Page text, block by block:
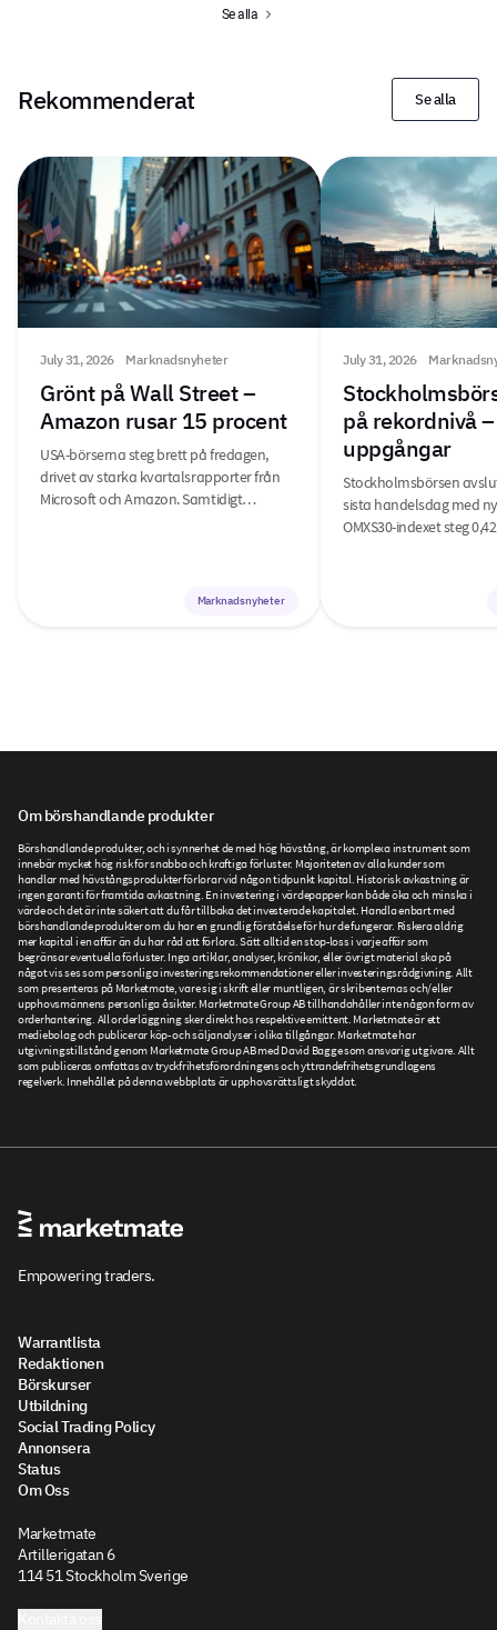
Se alla
Rekommenderat Se alla
July 31, 2026 Marknadsnyheter
Grönt på Wall Street –
Amazon rusar 15 procent
USA-börserna steg brett på fredagen,
drivet av starka kvartalsrapporter från
Microsoft och Amazon. Samtidigt…
Marknadsnyheter
July 31, 2026
på rekordnivå
uppgångar
Stockholmsbörsen
sista handelsdag med
OMXS30-indexet steg
Om börshandlande produkter
Börshandlande produkter, och i synnerhet de med hög hävstång, är komplexa instrument som
innebär mycket hög risk för snabba och kraftiga förluster. Majoriteten av alla kunder som
handlar med hävstångsprodukter förlorar vid någon tidpunkt kapital. Historisk avkastning är
ingen garanti för framtida avkastning. En investering i värdepapper kan både öka och minska i
värde och det är inte säkert att du får tillbaka det investerade kapitalet. Handla enbart med
börshandlande produkter om du har en grundlig förståelse för hur de fungerar. Riskera aldrig
mer kapital i en affär än du har råd att förlora. Sätt alltid en stop-loss i varje affär som
begränsar eventuella förluster. Inga artiklar, analyser, krönikor, eller övrigt material ska på
något vis ses som personliga investeringsrekommendationer eller investeringsrådgivning. Allt
som presenteras på Marketmate, vare sig i skrift eller muntligen, är skribenternas och/eller
upphovsmännens personliga åsikter. Marketmate Group AB tillhandahåller inte någon form av
orderhantering. All orderläggning sker direkt hos respektive emittent. Marketmate är ett
mediebolag och publicerar köp- och säljanalyser i olika tillgångar. Marketmate har
utgivningstillstånd genom Marketmate Group AB med David Bagge som ansvarig utgivare. Allt
som publiceras omfattas av tryckfrihetsförordningens och yttrandefrihetsgrundlagens
regelverk. Innehållet på denna webbplats är upphovsrättsligt skyddat.
Empowering traders.
Warrantlista
Redaktionen
Börskurser
Utbildning
Social Trading Policy
Annonsera
Status
Om Oss
Marketmate
Artillerigatan 6
114 51 Stockholm Sverige